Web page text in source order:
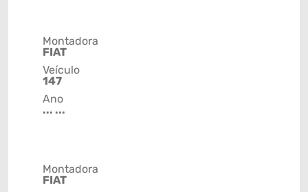
Montadora
FIAT
Veículo
147
Ano
... ...
Montadora
FIAT